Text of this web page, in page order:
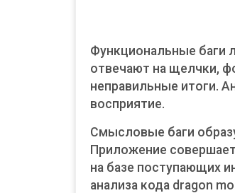
Функциональные баги
отвечают на щелчки,
неправильные итоги.
восприятие.
Смысловые баги
Приложение
на базе поступающих
анализа кода dragon